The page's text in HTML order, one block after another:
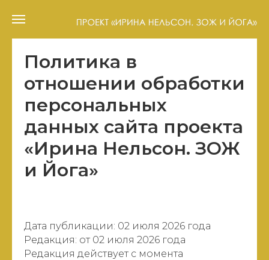
Политика в
отношении обработки
персональных
данных сайта проекта
«Ирина Нельсон. ЗОЖ
и Йога»
Дата публикации: 02 июля 2026 года
Редакция: от 02 июля 2026 года
Редакция действует с момента